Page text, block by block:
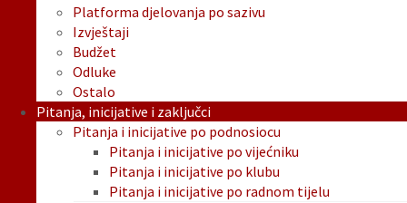
Platforma djelovanja po sazivu
Izvještaji
Budžet
Odluke
Ostalo
Pitanja, inicijative i zaključci
Pitanja i inicijative po podnosiocu
Pitanja i inicijative po vijećniku
Pitanja i inicijative po klubu
Pitanja i inicijative po radnom tijelu